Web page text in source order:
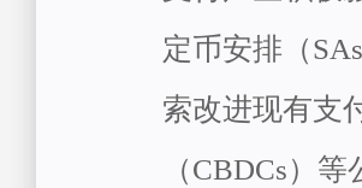
定币安排（
索改进现有支
（CBDCs）